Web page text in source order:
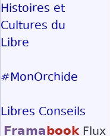
Histoires et
Cultures du
Libre
#MonOrchide
Libres Conseils
Framabook Flux